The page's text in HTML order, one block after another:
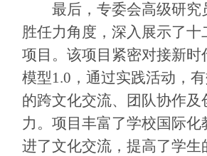
最后，专委会高级研究
胜任力角度，深入展示了十
项目。该项目紧密对接新时
模型1.0 ，通过实践活动，
的跨文化交流、团队协作及
力。项目丰富了学校国际化
进了文化交流，提高了学生